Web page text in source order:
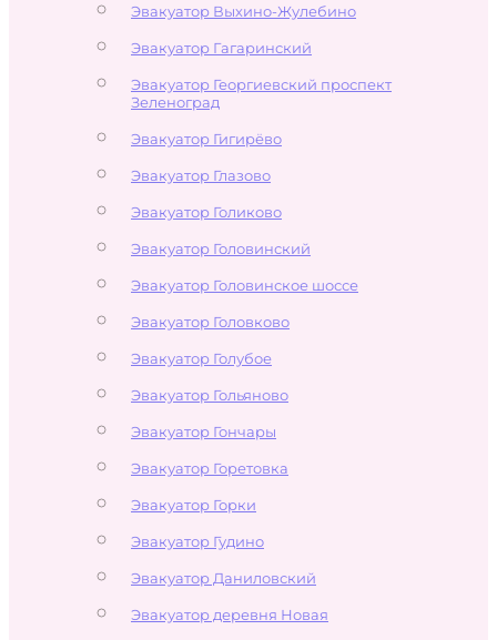
Эвакуатор Выхино-Жулебино
Эвакуатор Гагаринский
Эвакуатор Георгиевский проспект
Зеленоград
Эвакуатор Гигирёво
Эвакуатор Глазово
Эвакуатор Голиково
Эвакуатор Головинский
Эвакуатор Головинское шоссе
Эвакуатор Головково
Эвакуатор Голубое
Эвакуатор Гольяново
Эвакуатор Гончары
Эвакуатор Горетовка
Эвакуатор Горки
Эвакуатор Гудино
Эвакуатор Даниловский
Эвакуатор деревня Новая